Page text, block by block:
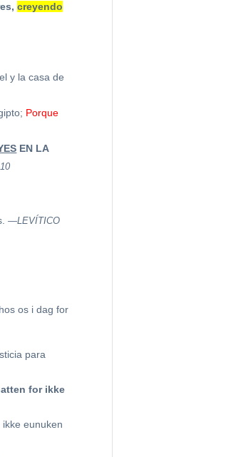
creyendo
y la casa de
Porque
EN LA
—LEVÍTICO
os i dag for
para
for ikke
ikke eunuken